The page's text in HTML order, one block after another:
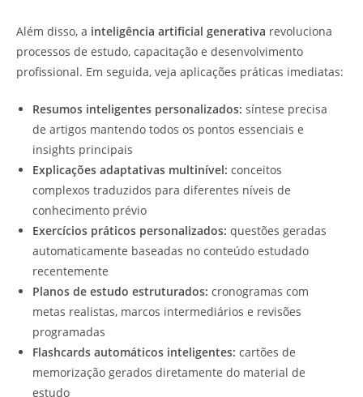
Além disso, a inteligência artificial generativa revoluciona
processos de estudo, capacitação e desenvolvimento
profissional. Em seguida, veja aplicações práticas imediatas:
Resumos inteligentes personalizados: síntese precisa
de artigos mantendo todos os pontos essenciais e
insights principais
Explicações adaptativas multinível: conceitos
complexos traduzidos para diferentes níveis de
conhecimento prévio
Exercícios práticos personalizados: questões geradas
automaticamente baseadas no conteúdo estudado
recentemente
Planos de estudo estruturados: cronogramas com
metas realistas, marcos intermediários e revisões
programadas
Flashcards automáticos inteligentes: cartões de
memorização gerados diretamente do material de
estudo